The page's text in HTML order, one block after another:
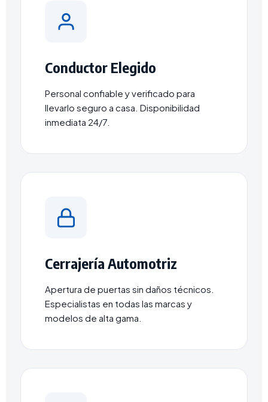
Conductor Elegido
Personal confiable y verificado para
llevarlo seguro a casa. Disponibilidad
inmediata 24/7.
Cerrajería Automotriz
Apertura de puertas sin daños técnicos.
Especialistas en todas las marcas y
modelos de alta gama.